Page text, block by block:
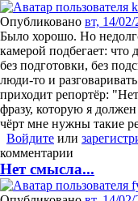
Опубликовано вт, 14/
Было хорошо. Но
камерой подбегает: что
без подготовки, без
люди-то и
приходит репортёр:
фразу, которую я
чёрт мне нужны такие
Войдите или
комментарии
Нет смысла...